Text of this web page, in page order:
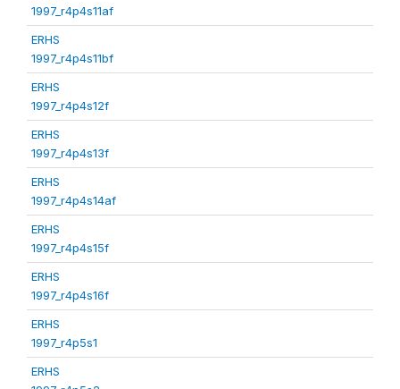
1997_r4p4s11af
ERHS
1997_r4p4s11bf
ERHS
1997_r4p4s12f
ERHS
1997_r4p4s13f
ERHS
1997_r4p4s14af
ERHS
1997_r4p4s15f
ERHS
1997_r4p4s16f
ERHS
1997_r4p5s1
ERHS